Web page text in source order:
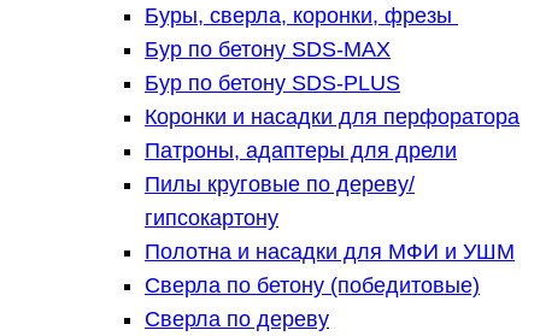
Буры, сверла, коронки, фрезы
Бур по бетону SDS-MAX
Бур по бетону SDS-PLUS
Коронки и насадки для перфоратора
Патроны, адаптеры для дрели
Пилы круговые по дереву/
гипсокартону
Полотна и насадки для МФИ и УШМ
Сверла по бетону (победитовые)
Сверла по дереву